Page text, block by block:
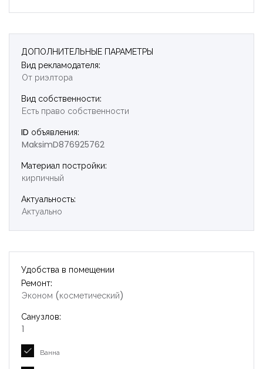
ДОПОЛНИТЕЛЬНЫЕ ПАРАМЕТРЫ
Вид рекламодателя:
От риэлтора
Вид собственности:
Есть право собственности
ID объявления:
MaksimD876925762
Материал постройки:
кирпичный
Актуальность:
Актуально
Удобства в помещении
Ремонт:
Эконом (косметический)
Санузлов:
1
Ванна